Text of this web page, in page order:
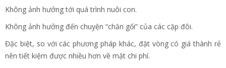
Không ảnh hưởng tới quá trình nuôi con.
Không ảnh hưởng đến chuyện “chăn gối” của các cặp đôi.
Đặc biệt, so với các phương pháp khác, đặt vòng có giá thành rẻ
nên tiết kiệm được nhiều hơn về mặt chi phí.